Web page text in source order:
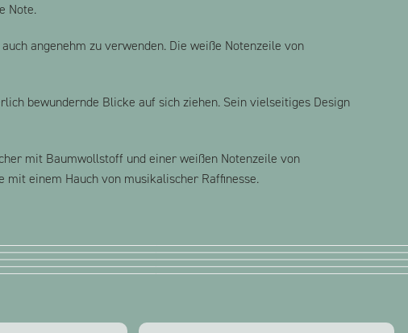
Note.
angenehm zu verwenden. Die weiße Notenzeile von
bewundernde Blicke auf sich ziehen. Sein vielseitiges Design
mit Baumwollstoff und einer weißen Notenzeile von
mit einem Hauch von musikalischer Raffinesse.